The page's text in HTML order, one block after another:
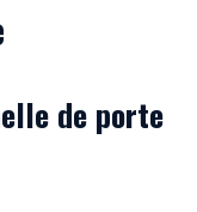
de porte